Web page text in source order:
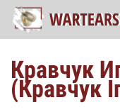
Кравчук
(Кравчук